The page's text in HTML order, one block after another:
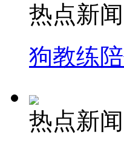
热点新闻
狗教练
热点新闻